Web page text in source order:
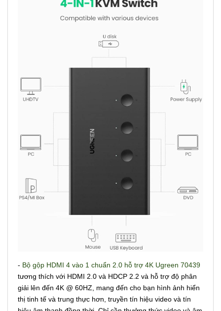
- Bộ gộp HDMI 4 vào 1 chuẩn 2.0 hỗ trợ 4K Ugreen 70439
tương thích với HDMI 2.0 và HDCP 2.2 và hỗ trợ độ phân
giải lên đến 4K @ 60HZ, mang đến cho bạn hình ảnh hiển
thị tinh tế và trung thực hơn, truyền tín hiệu video và tín